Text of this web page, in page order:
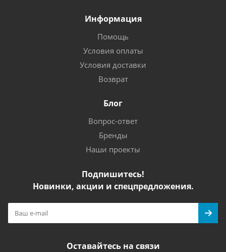
Информация
Помощь
Условия оплаты
Условия доставки
Возврат
Блог
Вопрос-ответ
Бренды
Наши проекты
Подпишитесь!
Новинки, акции и спецпредложения.
Оставайтесь на связи